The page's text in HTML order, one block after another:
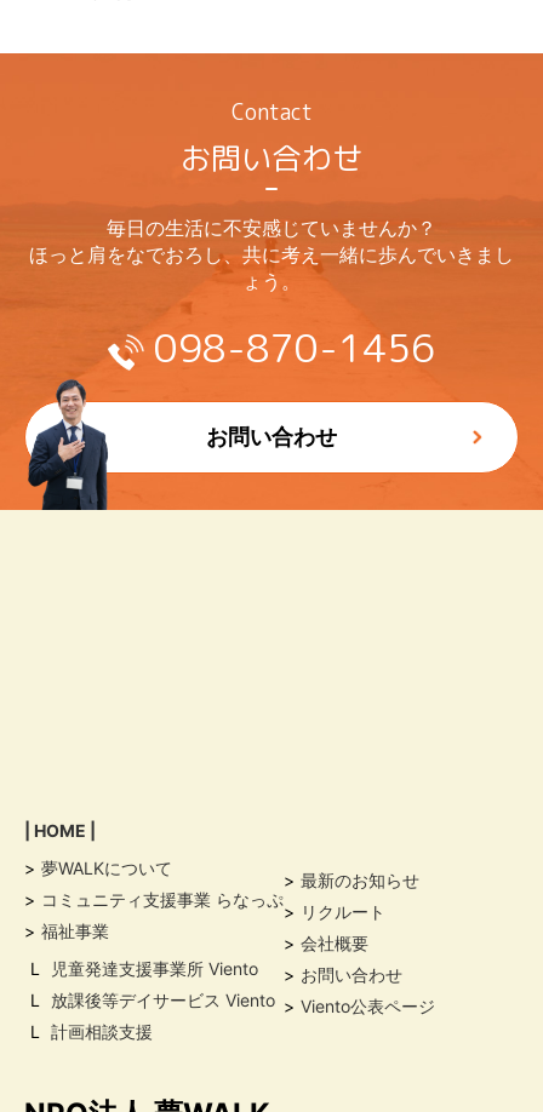
Contact
お問い合わせ
毎日の生活に不安感じていませんか？
ほっと肩をなでおろし、共に考え一緒に歩んでいきまし
ょう。
098-870-1456
お問い合わせ
| HOME |
> 夢WALKについて
> コミュニティ支援事業 らなっぷ
> 福祉事業
L
児童発達支援事業所 Viento
L
放課後等デイサービス Viento
L
計画相談支援
> 最新のお知らせ
> リクルート
> 会社概要
> お問い合わせ
> Viento公表ページ